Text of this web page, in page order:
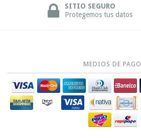
SITIO SEGURO
Protegemos tus datos
MEDIOS DE PAGO